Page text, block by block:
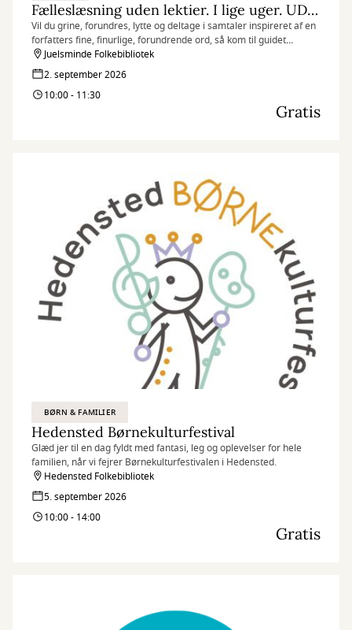
Fælleslæsning uden lektier. I lige uger. UDSOLGT
Vil du grine, forundres, lytte og deltage i samtaler inspireret af en
forfatters fine, finurlige, forundrende ord, så kom til guidet
fælleslæsning.
Juelsminde Folkebibliotek
2. september 2026
10:00 - 11:30
Gratis
BØRN & FAMILIER
Hedensted Børnekulturfestival
Glæd jer til en dag fyldt med fantasi, leg og oplevelser for hele
familien, når vi fejrer Børnekulturfestivalen i Hedensted.
Hedensted Folkebibliotek
5. september 2026
10:00 - 14:00
Gratis